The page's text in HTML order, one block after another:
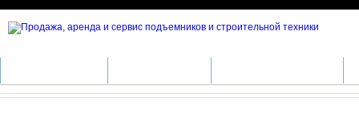
Дизельный телескопический